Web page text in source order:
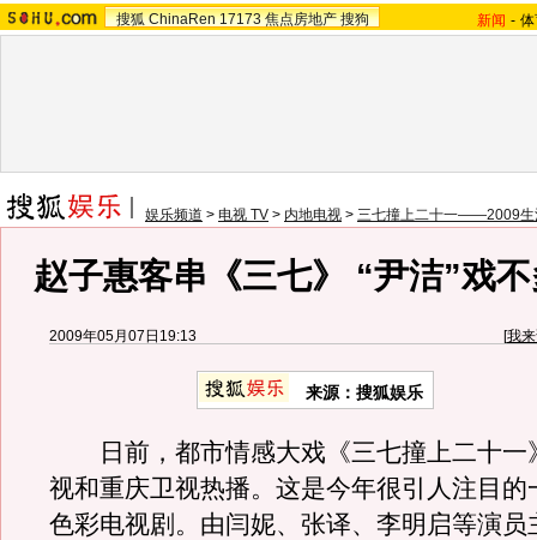
搜狐 ChinaRen 17173 焦点房地产 搜狗 新闻 -
娱乐频道 > 电视 TV > 内地电视 > 三七撞上二十一——2009生
赵子惠客串《三七》 “尹洁”戏
2009年05月07日19:13 [我
来源： 搜狐娱乐
日前，都市情感大戏《三七撞上二十一
视和重庆卫视热播。这是今年很引人注目的
色彩电视剧。由闫妮、张译、李明启等演员